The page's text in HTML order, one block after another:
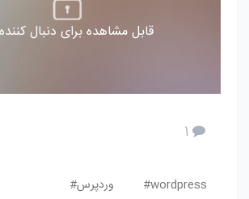
قابل مشاهده برای دنبال
1
wordpress# وردپرس#